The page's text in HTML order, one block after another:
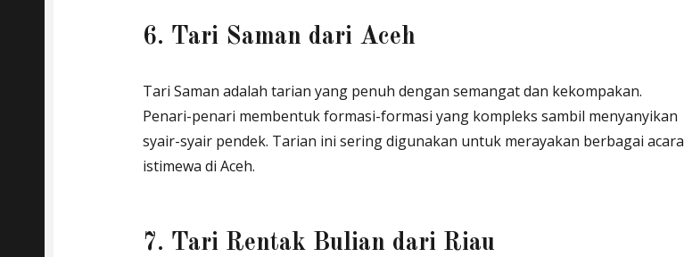
6. Tari Saman dari Aceh
Tari Saman adalah tarian yang penuh dengan semangat dan kekompakan.
Penari-penari membentuk formasi-formasi yang kompleks sambil menyanyikan
syair-syair pendek. Tarian ini sering digunakan untuk merayakan berbagai acara
istimewa di Aceh.
7. Tari Rentak Bulian dari Riau